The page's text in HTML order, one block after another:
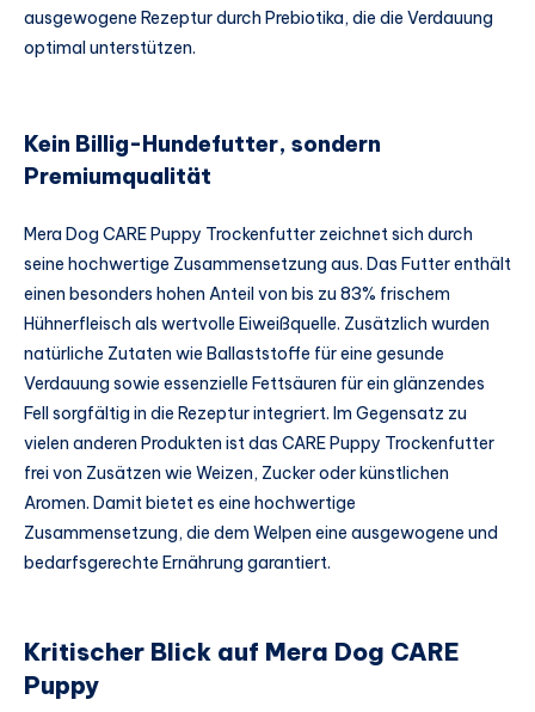
ausgewogene Rezeptur durch Prebiotika, die die Verdauung
optimal unterstützen.
Kein Billig-Hundefutter, sondern
Premiumqualität
Mera Dog CARE Puppy Trockenfutter zeichnet sich durch
seine hochwertige Zusammensetzung aus. Das Futter enthält
einen besonders hohen Anteil von bis zu 83% frischem
Hühnerfleisch als wertvolle Eiweißquelle. Zusätzlich wurden
natürliche Zutaten wie Ballaststoffe für eine gesunde
Verdauung sowie essenzielle Fettsäuren für ein glänzendes
Fell sorgfältig in die Rezeptur integriert. Im Gegensatz zu
vielen anderen Produkten ist das CARE Puppy Trockenfutter
frei von Zusätzen wie Weizen, Zucker oder künstlichen
Aromen. Damit bietet es eine hochwertige
Zusammensetzung, die dem Welpen eine ausgewogene und
bedarfsgerechte Ernährung garantiert.
Kritischer Blick auf Mera Dog CARE
Puppy